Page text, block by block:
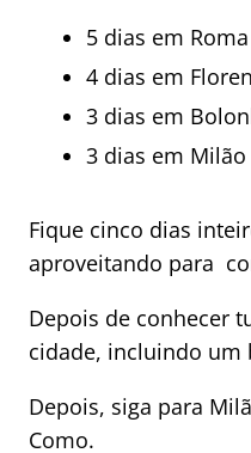
5 dias em Roma
4 dias em
3 dias em
3 dias em
Fique cinco dias
aproveitando para
Depois de conhecer
cidade, incluindo um
Depois, siga para
Como.